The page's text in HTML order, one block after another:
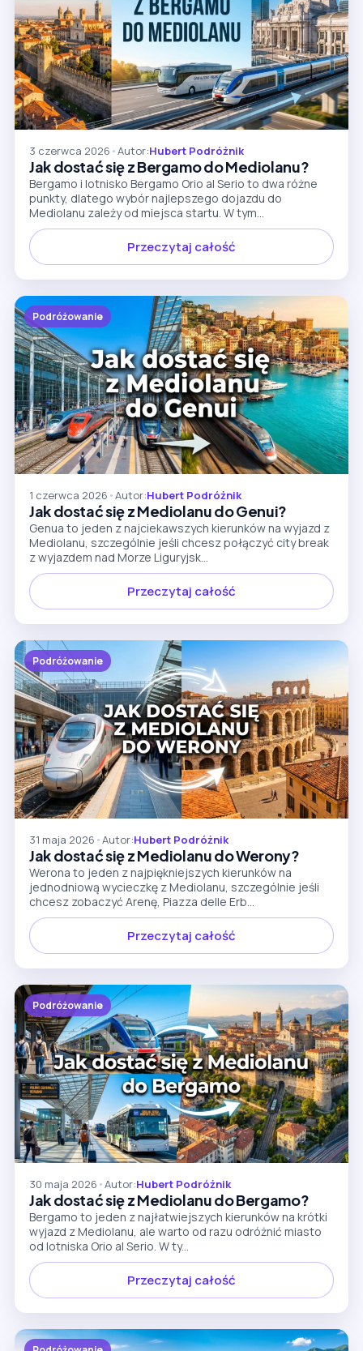
3 czerwca 2026 •Autor:Hubert Podróżnik
Jak dostać się z Bergamo do Mediolanu?
Bergamo i lotnisko Bergamo Orio al Serio to dwa różne
punkty, dlatego wybór najlepszego dojazdu do
Mediolanu zależy od miejsca startu. W tym...
Przeczytaj całość
Podróżowanie
1 czerwca 2026 •Autor:Hubert Podróżnik
Jak dostać się z Mediolanu do Genui?
Genua to jeden z najciekawszych kierunków na wyjazd z
Mediolanu, szczególnie jeśli chcesz połączyć city break
z wyjazdem nad Morze Liguryjsk...
Przeczytaj całość
Podróżowanie
31 maja 2026 •Autor:Hubert Podróżnik
Jak dostać się z Mediolanu do Werony?
Werona to jeden z najpiękniejszych kierunków na
jednodniową wycieczkę z Mediolanu, szczególnie jeśli
chcesz zobaczyć Arenę, Piazza delle Erb...
Przeczytaj całość
Podróżowanie
30 maja 2026 •Autor:Hubert Podróżnik
Jak dostać się z Mediolanu do Bergamo?
Bergamo to jeden z najłatwiejszych kierunków na krótki
wyjazd z Mediolanu, ale warto od razu odróżnić miasto
od lotniska Orio al Serio. W ty...
Przeczytaj całość